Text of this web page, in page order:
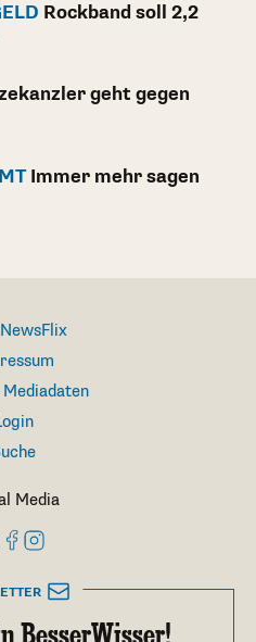
Rockband soll 2,2
geht gegen
Immer mehr sagen
Media
BesserWisser!